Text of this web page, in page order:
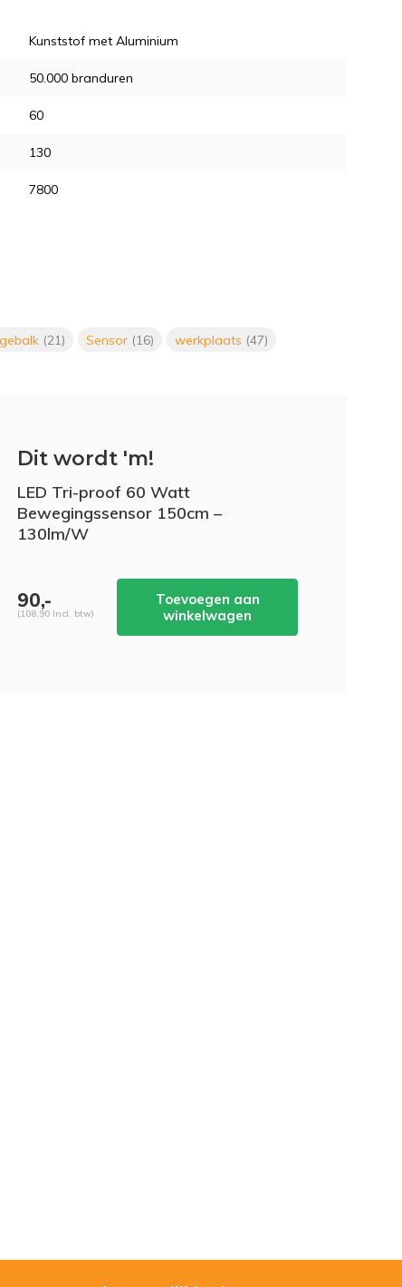
Kunststof met Aluminium
50.000 branduren
60
130
7800
(21) Sensor (16) werkplaats (47)
Dit wordt 'm!
LED Tri-proof 60 Watt
Bewegingssensor 150cm –
130lm/W
90,-
(108,90 Incl. btw)
Toevoegen aan
winkelwagen